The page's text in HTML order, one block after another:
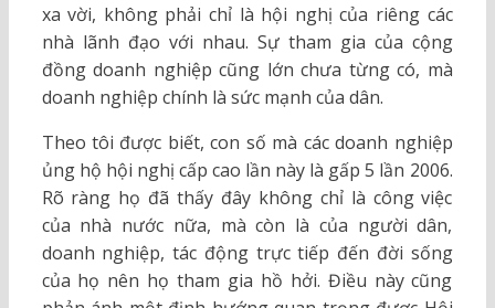
xa vời, không phải chỉ là hội nghị của riêng các
nhà lãnh đạo với nhau. Sự tham gia của cộng
đồng doanh nghiệp cũng lớn chưa từng có, mà
doanh nghiệp chính là sức mạnh của dân.
Theo tôi được biết, con số mà các doanh nghiệp
ủng hộ hội nghị cấp cao lần này là gấp 5 lần 2006.
Rõ ràng họ đã thấy đây không chỉ là công việc
của nhà nước nữa, mà còn là của người dân,
doanh nghiệp, tác động trực tiếp đến đời sống
của họ nên họ tham gia hồ hởi. Điều này cũng